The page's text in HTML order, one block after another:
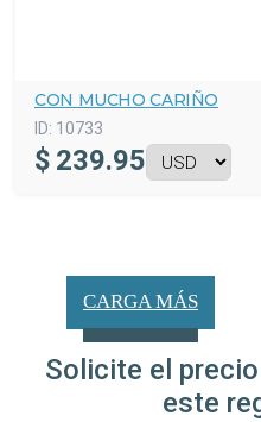
CON MUCHO CARIÑO
ID: 10733
$ 239.95
CARGA MÁS
Solicite el
este